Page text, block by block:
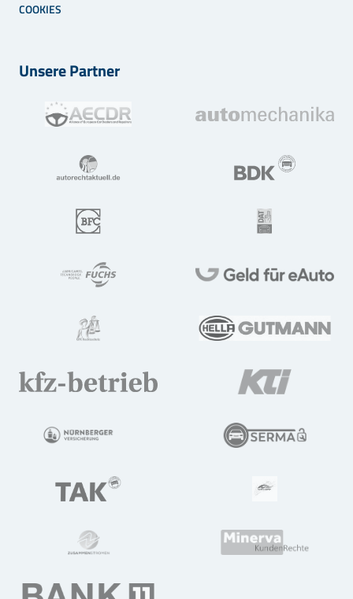
COOKIES
Unsere Partner